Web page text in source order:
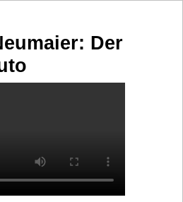
Der